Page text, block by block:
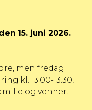
15. juni 2026.
men fredag
kl. 13.00-13.30,
og venner.